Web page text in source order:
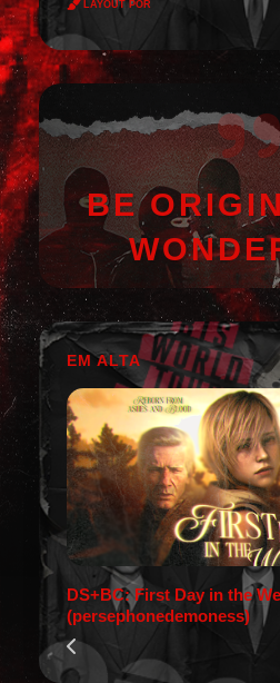
BE
EM ALTA
DS+BC: First Day in the
(persephonedemoness)